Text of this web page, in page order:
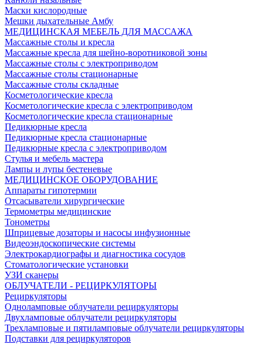
Маски кислородные
Мешки дыхательные Амбу
МЕДИЦИНСКАЯ МЕБЕЛЬ ДЛЯ МАССАЖА
Массажные столы и кресла
Массажные кресла для шейно-воротниковой зоны
Массажные столы с электроприводом
Массажные столы стационарные
Массажные столы складные
Косметологические кресла
Косметологические кресла с электроприводом
Косметологические кресла стационарные
Педикюрные кресла
Педикюрные кресла стационарные
Педикюрные кресла с электроприводом
Стулья и мебель мастера
Лампы и лупы бестеневые
МЕДИЦИНСКОЕ ОБОРУДОВАНИЕ
Аппараты гипотермии
Отсасыватели хирургические
Термометры медицинские
Тонометры
Шприцевые дозаторы и насосы инфузионные
Видеоэндоскопические системы
Электрокардиографы и диагностика сосудов
Стоматологические установки
УЗИ сканеры
ОБЛУЧАТЕЛИ - РЕЦИРКУЛЯТОРЫ
Рециркуляторы
Одноламповые облучатели рециркуляторы
Двухламповые облучатели рециркуляторы
Трехламповые и пятиламповые облучатели рециркуляторы
Подставки для рециркуляторов